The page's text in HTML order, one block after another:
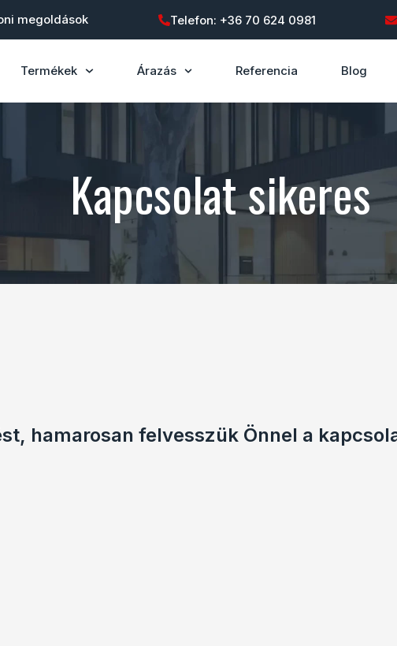
megoldások Telefon: +36 70 624 0981
Termékek Árazás Referencia Blog
Kapcsolat sikeres
hamarosan felvesszük Önnel a